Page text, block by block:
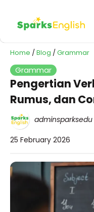
Home /Blog /Grammar
Grammar
Pengertian
Rumus, dan
adminsparksedu
25 February 2026